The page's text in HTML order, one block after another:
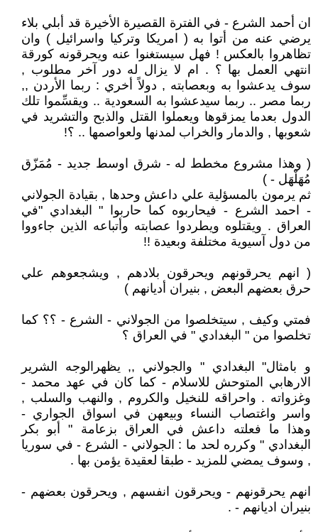
ان أحمد الشرع - في الفترة القصيرة الأخيرة قد أبلي بلاء
يرضي عنه من أتوا به ( امريكا وتركيا واسرائيل ) وان
تظاهروا بالعكس ! فهل سيستغنوا عنه ويحرقونه كورقة
انتهي العمل بها ؟ . ام لا يزال له دور آخر مطلوب ,
سوف يدعشوا به وبعصابته , دولاً أخري : ربما الأردن ,,
ربما مصر .. ربما سيدعشوا به السعودية .. ويقسِّموا تلك
الدول بعدما يمزقوها ويعملوا القتل والذبح والتشريد في
شعوبها , والدمار والخراب لمدنها ولعواصمها .. ؟!
( وهذا مشروع مخطط له - شرق اوسط جديد - مُمَزّق
مُهَلْهَل - )
ثم يرمون بالمسؤلية علي داعش وحدها , بقيادة الجولاني
- احمد الشرع - فيحاربوه كما حاربوا " البغدادي "في
العراق . ويقتلوه ويطردوا عصابته وأتباعه الذين جاءووا
من دول آسيوية مختلفة وبعيدة !!
( انهم يحرقونهم ويحرقون بلادهم , ويشجعوهم علي
حرق بعضهم البعض , بنيران أديانهم )
فمتي وكيف , سيتخلصوا من الجولاني - الشرع - ؟؟ كما
تخلصوا من " البغدادي " في العراق ؟
و بامثال" البغدادي " والجولاني ,, يظهرالوجه الشرير
الارهابي المتوحش للاسلام - كما كان في عهد محمد -
وغزواته . واحراقه للنخيل والكروم , والنهب والسلب ,
واسر واغتصاب النساء وبيعهن في اسواق الجواري -
وهذا ما فعلته داعش في العراق بزعامة " أبو بكر
البغدادي " وكرره لحد ما : الجولاني - الشرع - في سوريا
, وسوف يمضي للمزيد - طبقا لعقيدة يؤمن بها .
انهم يحرقونهم - ويحرقون انفسهم , ويحرقون بعضهم -
بنيران اديانهم - .